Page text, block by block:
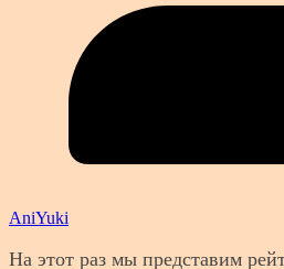
AniYuki
На этот раз мы представим